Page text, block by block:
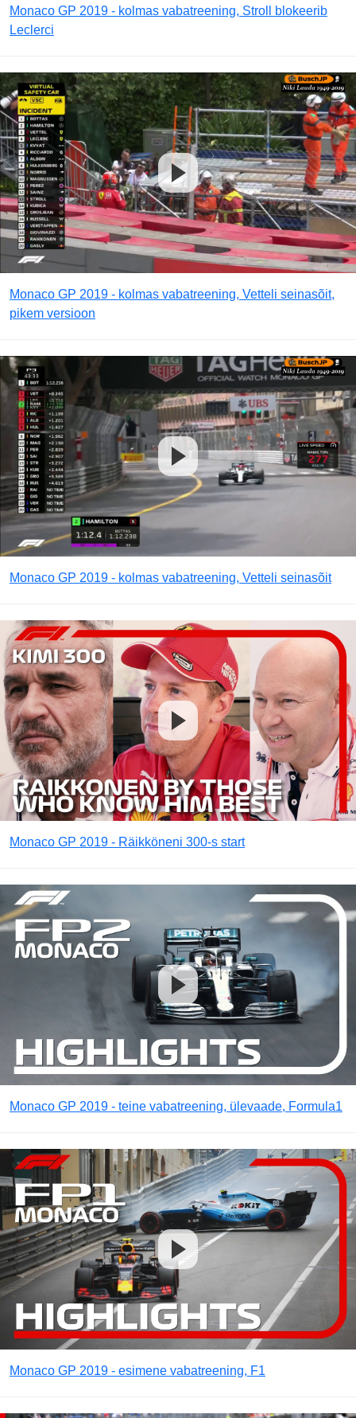
Monaco GP 2019 - kolmas vabatreening, Stroll blokeerib
Leclerci
Monaco GP 2019 - kolmas vabatreening, Vetteli seinasõit,
pikem versioon
Monaco GP 2019 - kolmas vabatreening, Vetteli seinasõit
Monaco GP 2019 - Räikköneni 300-s start
Monaco GP 2019 - teine vabatreening, ülevaade, Formula1
Monaco GP 2019 - esimene vabatreening, F1